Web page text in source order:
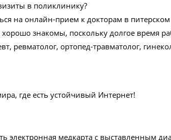
в поликлинику?
на онлайн-прием к докторам в
знакомы, поскольку долгое время
ревматолог, ортопед-травматолог,
где есть устойчивый Интернет!
электронная медкарта с выставленным